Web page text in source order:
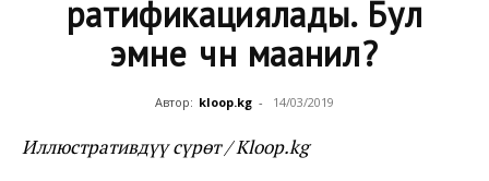
ратификациялады. Бул
эмне үчүн маанилүү?
Автор: kloop.kg - 14/03/2019
Иллюстративдүү сүрөт / Kloop.kg